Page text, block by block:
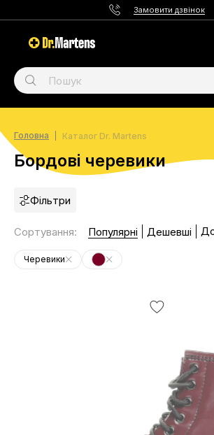
Замовити дзвінок
Головна Каталог Dr. Martens
Бордові черевики
Фільтри
Сортування: Популярні Дешевші
Черевики